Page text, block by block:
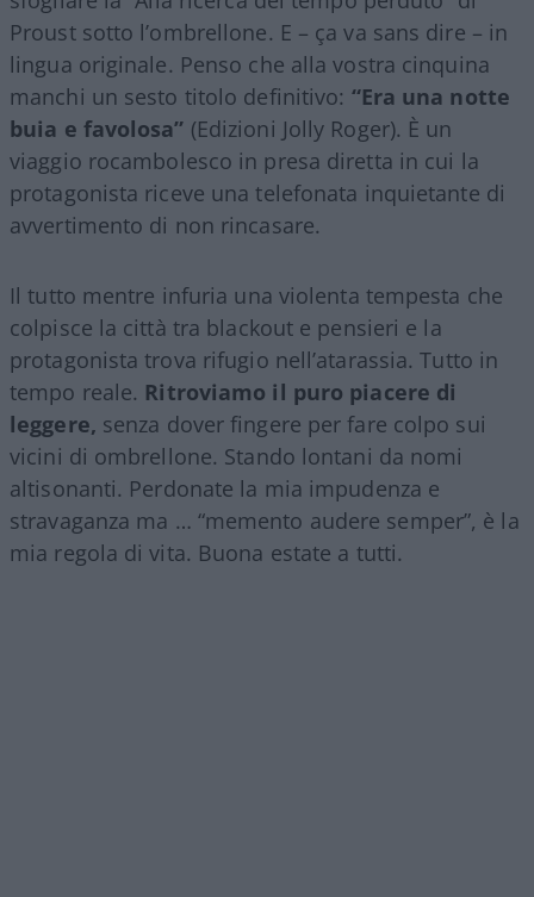
Proust sotto l’ombrellone. E – ça va sans dire – in
lingua originale. Penso che alla vostra cinquina
manchi un sesto titolo definitivo: “Era una notte
buia e favolosa” (Edizioni Jolly Roger). È un
viaggio rocambolesco in presa diretta in cui la
protagonista riceve una telefonata inquietante di
avvertimento di non rincasare.
Il tutto mentre infuria una violenta tempesta che
colpisce la città tra blackout e pensieri e la
protagonista trova rifugio nell’atarassia. Tutto in
tempo reale. Ritroviamo il puro piacere di
leggere, senza dover fingere per fare colpo sui
vicini di ombrellone. Stando lontani da nomi
altisonanti. Perdonate la mia impudenza e
stravaganza ma … “memento audere semper”, è la
mia regola di vita. Buona estate a tutti.